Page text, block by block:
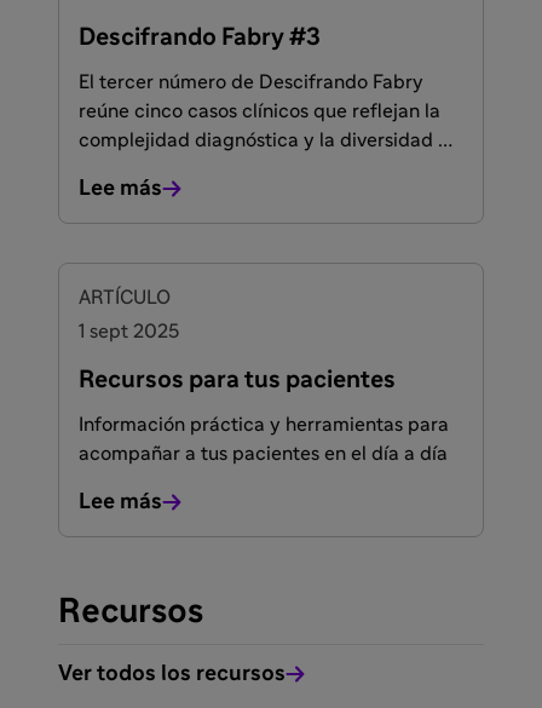
Descifrando Fabry #3
El tercer número de Descifrando Fabry
reúne cinco casos clínicos que reflejan la
complejidad diagnóstica y la diversidad de
Fabry.
Lee más
ARTÍCULO
1 sept 2025
Recursos para tus pacientes
Información práctica y herramientas para
acompañar a tus pacientes en el día a día
Lee más
Recursos
Ver todos los recursos